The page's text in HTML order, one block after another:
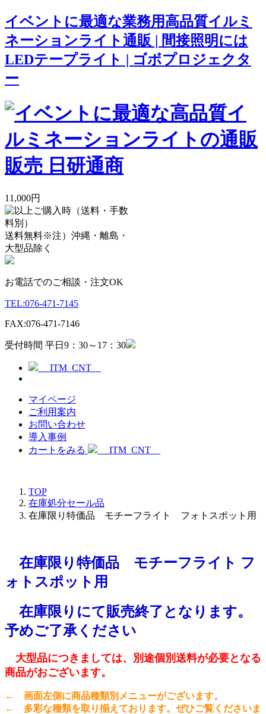
イベントに最適な業務用高品質イルミ
ネーションライト通販 | 間接照明には
LEDテープライト | ゴボプロジェクタ
ー
11,000円
送料無料※注）沖縄・離島・
大型品除く
お電話でのご相談・注文OK
TEL:076-471-7145
FAX:076-471-7146
受付時間 平日9：30～17：30
__ITM_CNT__
マイページ
ご利用案内
お問い合わせ
導入事例
カートをみる
__ITM_CNT__
TOP
在庫処分セール品
在庫限り特価品 モチーフライト フォトスポット用
在庫限り特価品 モチーフライト フ
ォトスポット用
在庫限りにて販売終了となります。
予めご了承ください
大型品につきましては、別途個別送料が必要となる
商品がおございます。
← 画面左側に商品種類別メニューがございます。
← 多彩な種類を取り揃えております。ぜひご覧くださいま